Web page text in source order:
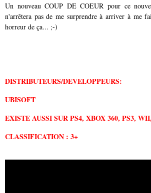
Un nouveau COUP DE COEUR pour ce
n'arrêtera pas de me surprendre à arriver à me
horreur de ça... ;-)
DISTRIBUTEURS/DEVELOPPEURS:
UBISOFT
EXISTE AUSSI SUR PS4, XBOX 360, PS3,
CLASSIFICATION : 3+